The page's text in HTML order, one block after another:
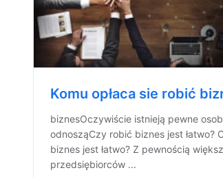
Komu opłaca sie robić
biznesOczywiście istnieją pewne
odnosząCzy robić biznes jest łatwo?
biznes jest łatwo? Z pewnością
przedsiębiorców ...